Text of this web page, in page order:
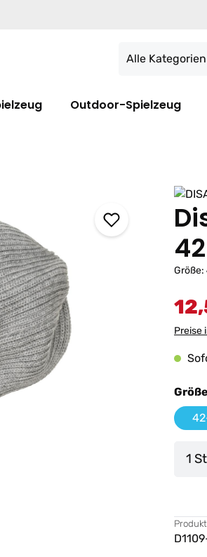
Alle Kategorien
Outdoor-Spielzeug
Größe:
Preise
Größe